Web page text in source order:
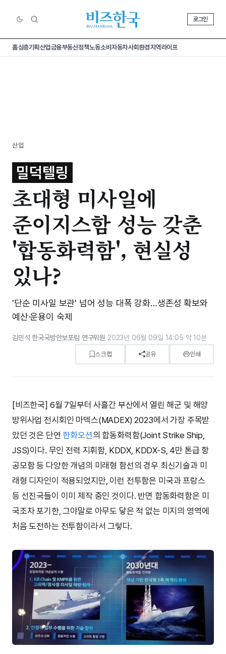
로그인
홈심층기획산업금융부동산정책노동소비 자동차사회환경지역라이프
산업
밀덕텔링
초대형 미사일에
준이지스함 성능 갖춘
'합동화력함', 현실성
있나?
'단순 미사일 보관' 넘어 성능 대폭 강화…생존성 확보와
예산·운용이 숙제
김민석 한국국방안보포럼 연구위원·2023년 06월 09일 14:05·약 10분
스크랩 공유 인쇄
[비즈한국] 6월 7일부터 사흘간 부산에서 열린 해군 및 해양
방위사업 전시회인 마덱스(MADEX) 2023에서 가장 주목받
았던 것은 단연 한화오션의 합동화력함(Joint Strike Ship,
JSS)이다. 무인 전력 지휘함, KDDX, KDDX-S, 4만 톤급 항
공모함 등 다양한 개념의 미래형 함선의 경우 최신기술과 미
래형 디자인이 적용되었지만, 이런 전투함은 미국과 프랑스
등 선진국들이 이미 제작 중인 것이다. 반면 합동화력함은 미
국조차 포기한, 그야말로 아무도 닿은 적 없는 미지의 영역에
처음 도전하는 전투함이라서 그렇다.